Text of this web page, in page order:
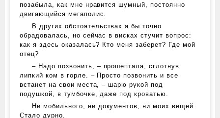
позабыла, как мне нравится шумный, постоянно
двигающийся мегаполис.
В других обстоятельствах я бы точно
обрадовалась, но сейчас в висках стучит вопрос:
как я здесь оказалась? Кто меня заберет? Где мой
отец?
– Надо позвонить, – прошептала, сглотнув
липкий ком в горле. – Просто позвонить и все
встанет на свои места, – шарю рукой под
подушкой, в тумбочке, даже под кроватью.
Ни мобильного, ни документов, ни моих вещей.
Стало дурно.